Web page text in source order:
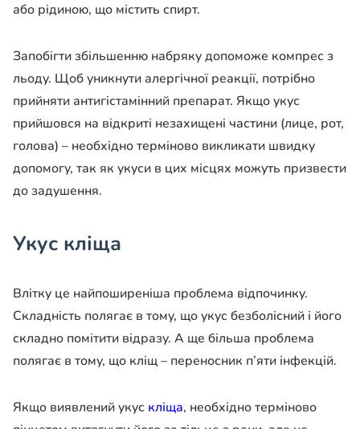
або рідиною, що містить спирт.
Запобігти збільшенню набряку допоможе компрес з
льоду. Щоб уникнути алергічної реакції, потрібно
прийняти антигістамінний препарат. Якщо укус
прийшовся на відкриті незахищені частини (лице, рот,
голова) – необхідно терміново викликати швидку
допомогу, так як укуси в цих місцях можуть призвести
до задушення.
Укус кліща
Влітку це найпоширеніша проблема відпочинку.
Складність полягає в тому, що укус безболісний і його
складно помітити відразу. А ще більша проблема
полягає в тому, що кліщ – переносник п’яти інфекцій.
Якщо виявлений укус кліща, необхідно терміново